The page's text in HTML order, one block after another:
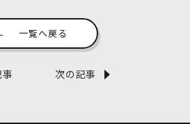
事
一覧へ戻る
次の記事